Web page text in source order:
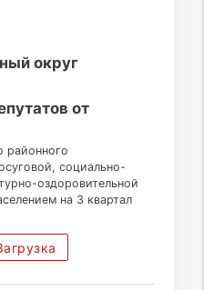
округ
от
районного
социально-
оздоровительной
на 3 квартал